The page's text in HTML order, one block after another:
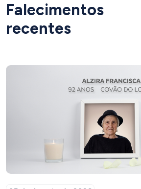
Falecimentos
recentes